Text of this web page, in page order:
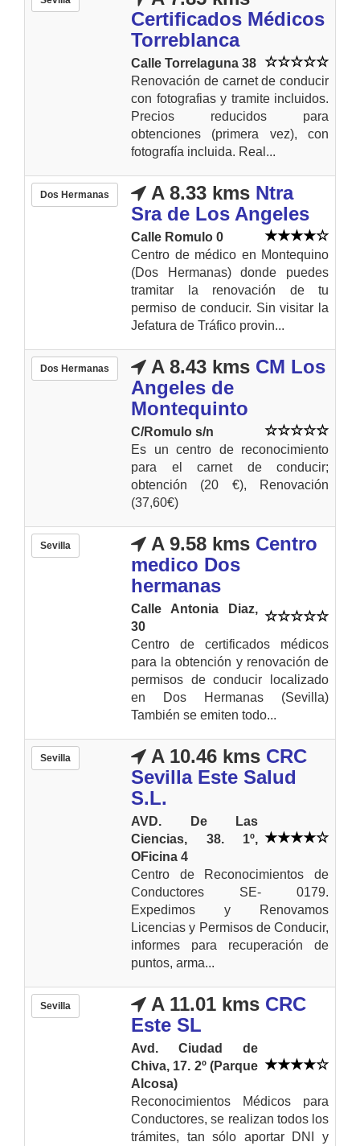
Certificados Médicos
Torreblanca
Calle Torrelaguna 38
Renovación de carnet de conducir
con fotografias y tramite incluidos.
Precios reducidos para
obtenciones (primera vez), con
fotografía incluida. Real...
Dos Hermanas A 8.33 kms Ntra
Sra de Los Angeles
Calle Romulo 0
Centro de médico en Montequino
(Dos Hermanas) donde puedes
tramitar la renovación de tu
permiso de conducir. Sin visitar la
Jefatura de Tráfico provin...
Dos Hermanas A 8.43 kms CM Los
Angeles de
Montequinto
C/Romulo s/n
Es un centro de reconocimiento
para el carnet de conducir;
obtención (20 €), Renovación
(37,60€)
Sevilla A 9.58 kms Centro
medico Dos
hermanas
Calle Antonia Diaz,
30
Centro de certificados médicos
para la obtención y renovación de
permisos de conducir localizado
en Dos Hermanas (Sevilla)
También se emiten todo...
Sevilla A 10.46 kms CRC
Sevilla Este Salud
S.L.
AVD. De Las
Ciencias, 38. 1º,
OFicina 4
Centro de Reconocimientos de
Conductores SE- 0179.
Expedimos y Renovamos
Licencias y Permisos de Conducir,
informes para recuperación de
puntos, arma...
Sevilla A 11.01 kms CRC
Este SL
Avd. Ciudad de
Chiva, 17. 2º (Parque
Alcosa)
Reconocimientos Médicos para
Conductores, se realizan todos los
trámites, tan sólo aportar DNI y